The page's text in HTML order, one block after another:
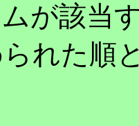
が該当
れた順